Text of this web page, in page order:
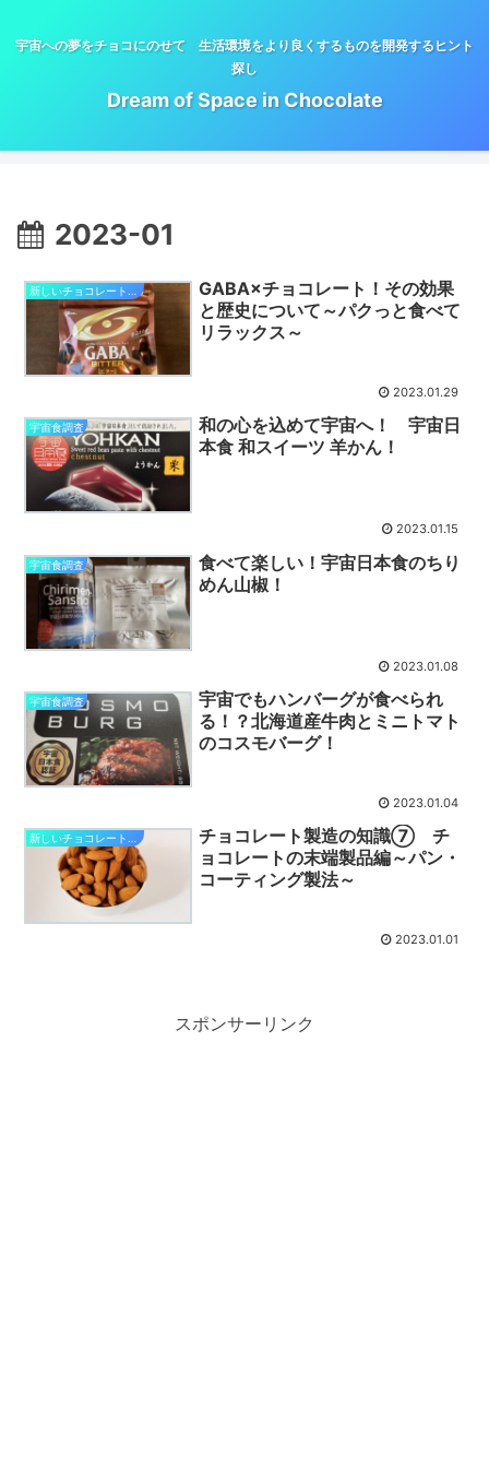
宇宙への夢をチョコにのせて 生活環境をより良くするものを開発するヒント
探し
Dream of Space in Chocolate
2023-01
GABA×チョコレート！その効果
と歴史について～パクっと食べて
リラックス～
2023.01.29
宇宙食調査
和の心を込めて宇宙へ！ 宇宙日
本食 和スイーツ 羊かん！
2023.01.15
宇宙食調査
食べて楽しい！宇宙日本食のちり
めん山椒！
2023.01.08
宇宙食調査
宇宙でもハンバーグが食べられ
る！？北海道産牛肉とミニトマト
のコスモバーグ！
2023.01.04
新しいチョコレート研究開発
チョコレート製造の知識⑦ チ
ョコレートの末端製品編～パン・
コーティング製法～
2023.01.01
スポンサーリンク